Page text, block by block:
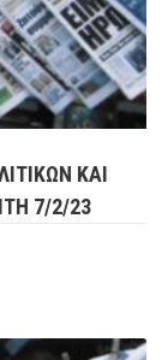
ΚΑΙ
7/2/23